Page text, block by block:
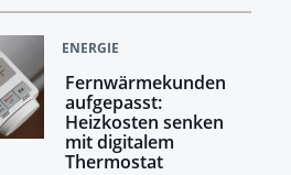
ENERGIE
Fernwärmekunden
aufgepasst:
Heizkosten senken
mit digitalem
Thermostat